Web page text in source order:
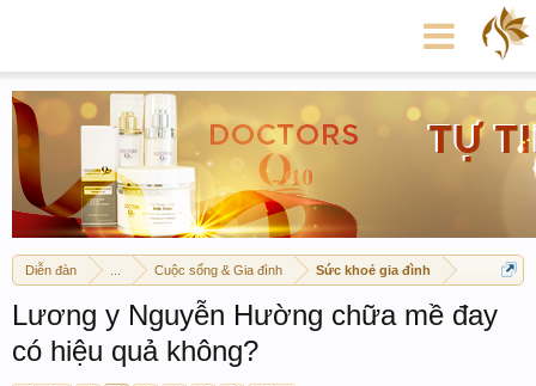
Diễn đàn Cuộc sống & Gia đình Sức khoẻ gia đình
Lương y Nguyễn Hường chữa mề đay
có hiệu quả không?